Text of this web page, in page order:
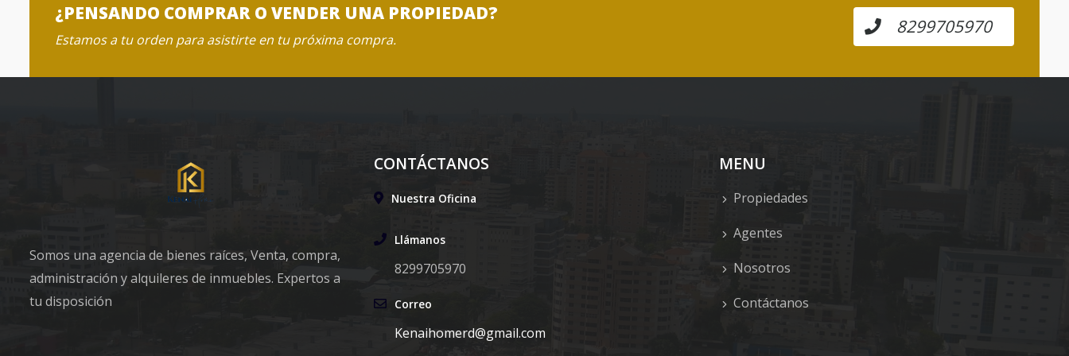
¿PENSANDO COMPRAR O VENDER UNA PROPIEDAD?
Estamos a tu orden para asistirte en tu próxima compra.
8299705970
Somos una agencia de bienes raíces, Venta, compra,
administración y alquileres de inmuebles. Expertos a
tu disposición
CONTÁCTANOS
Nuestra Oficina
Llámanos
8299705970
Correo
Kenaihomerd@gmail.com
MENU
Propiedades
Agentes
Nosotros
Contáctanos